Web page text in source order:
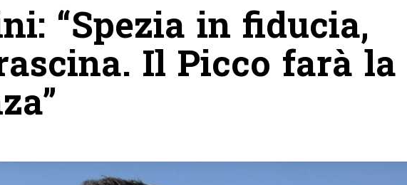
“Spezia in fiducia,
Il Picco farà la